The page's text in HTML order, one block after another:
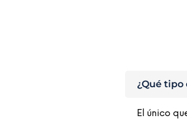
¿Qué tipo
El único